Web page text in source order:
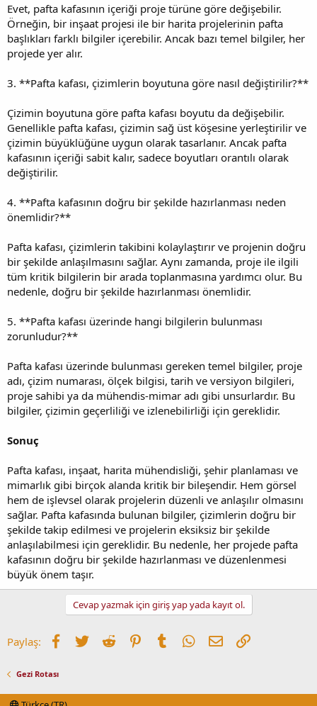
Evet, pafta kafasının içeriği proje türüne göre değişebilir.
Örneğin, bir inşaat projesi ile bir harita projelerinin pafta
başlıkları farklı bilgiler içerebilir. Ancak bazı temel bilgiler, her
projede yer alır.
3. **Pafta kafası, çizimlerin boyutuna göre nasıl değiştirilir?**
Çizimin boyutuna göre pafta kafası boyutu da değişebilir.
Genellikle pafta kafası, çizimin sağ üst köşesine yerleştirilir ve
çizimin büyüklüğüne uygun olarak tasarlanır. Ancak pafta
kafasının içeriği sabit kalır, sadece boyutları orantılı olarak
değiştirilir.
4. **Pafta kafasının doğru bir şekilde hazırlanması neden
önemlidir?**
Pafta kafası, çizimlerin takibini kolaylaştırır ve projenin doğru
bir şekilde anlaşılmasını sağlar. Aynı zamanda, proje ile ilgili
tüm kritik bilgilerin bir arada toplanmasına yardımcı olur. Bu
nedenle, doğru bir şekilde hazırlanması önemlidir.
5. **Pafta kafası üzerinde hangi bilgilerin bulunması
zorunludur?**
Pafta kafası üzerinde bulunması gereken temel bilgiler, proje
adı, çizim numarası, ölçek bilgisi, tarih ve versiyon bilgileri,
proje sahibi ya da mühendis-mimar adı gibi unsurlardır. Bu
bilgiler, çizimin geçerliliği ve izlenebilirliği için gereklidir.
Sonuç
Pafta kafası, inşaat, harita mühendisliği, şehir planlaması ve
mimarlık gibi birçok alanda kritik bir bileşendir. Hem görsel
hem de işlevsel olarak projelerin düzenli ve anlaşılır olmasını
sağlar. Pafta kafasında bulunan bilgiler, çizimlerin doğru bir
şekilde takip edilmesi ve projelerin eksiksiz bir şekilde
anlaşılabilmesi için gereklidir. Bu nedenle, her projede pafta
kafasının doğru bir şekilde hazırlanması ve düzenlenmesi
büyük önem taşır.
Cevap yazmak için giriş yap yada kayıt ol.
Paylaş: Facebook
TwitterReddit PinterestTumblrWhatsApp
E-postaLink
Gezi Rotası